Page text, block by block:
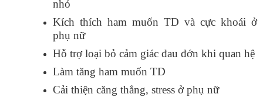
nhỏ
Kích thích ham muốn TD và cực khoái ở
phụ nữ
Hỗ trợ loại bỏ cảm giác đau đớn khi quan hệ
Làm tăng ham muốn TD
Cải thiện căng thẳng, stress ở phụ nữ